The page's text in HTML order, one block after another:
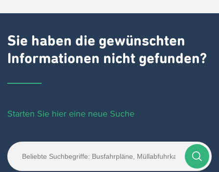
Sie haben die gewünschten
Informationen nicht gefunden?
Starten Sie hier eine neue Suche